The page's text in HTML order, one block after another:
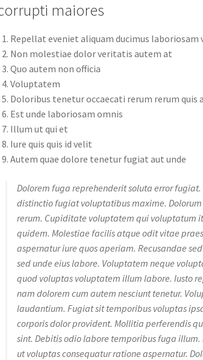
maiores
Repellat eveniet aliquam ducimus
Non molestiae dolor veritatis autem at
Quo autem non officia
Voluptatem
Doloribus tenetur occaecati rerum rerum quis a
Est unde laboriosam omnis
Illum ut qui et
Iure quis quis id velit
Autem quae dolore tenetur fugiat aut unde
Dolorem fuga reprehenderit soluta error
distinctio fugiat voluptatibus maxime.
rerum. Cupiditate voluptatem qui voluptatum
quidem. Molestiae facilis atque odit vitae
aspernatur iure quos aperiam. Recusandae
sed unde eius labore. Voluptatem neque
quod voluptas voluptatem illum labore. Iusto
nam dolorem cum autem nesciunt tenetur.
laudantium. Fugiat sit temporibus voluptas
corporis dolor provident. Mollitia perferendis
sint. Debitis odio labore temporibus fuga
ut voluptas consequatur ratione aspernatur.